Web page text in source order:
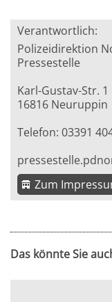
Verantwortlich:
Polizeidirektion
Pressestelle
Karl-Gustav-Str. 1
16816 Neuruppin
Telefon: 03391
Zum
Das könnte Sie